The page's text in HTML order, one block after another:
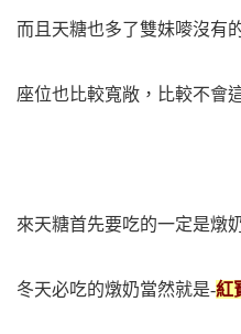
而且天糖也多了雙妹嘜沒有
座位也比較寬敞，比較不會
來天糖首先要吃的一定是燉
冬天必吃的燉奶當然就是-紅